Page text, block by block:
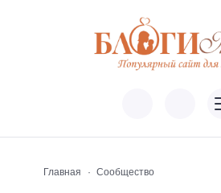
Главная Сообщество